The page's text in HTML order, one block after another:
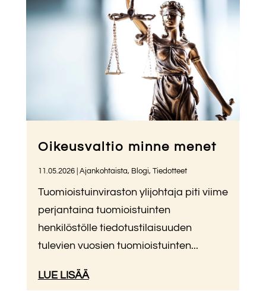
Oikeusvaltio minne menet
11.05.2026| Ajankohtaista, Blogi, Tiedotteet
Tuomioistuinviraston ylijohtaja piti viime
perjantaina tuomioistuinten
henkilöstölle tiedotustilaisuuden
tulevien vuosien tuomioistuinten...
LUE LISÄÄ